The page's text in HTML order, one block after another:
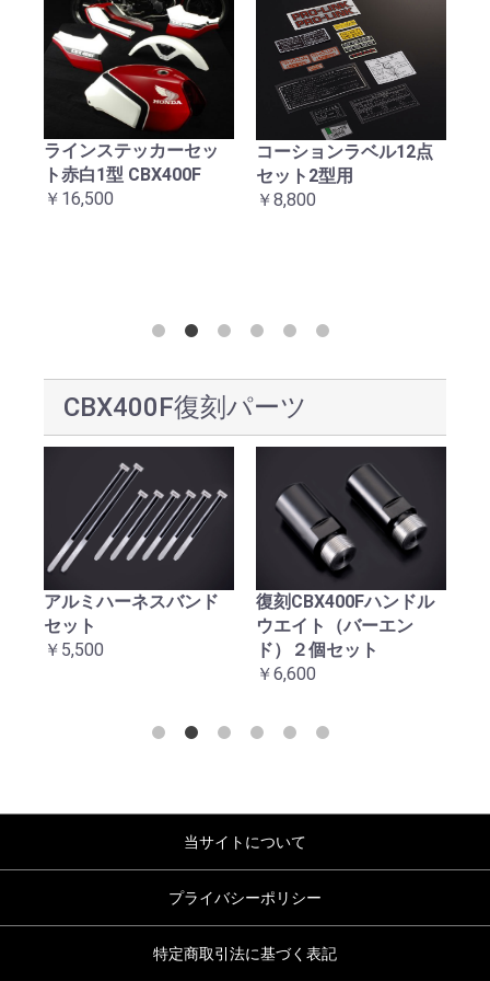
お買い物を続ける カートへ進む
ラインステッカーセッ
ト赤白1型 CBX400F
￥16,500
コーションラベル12点
セット2型用
￥8,800
CBX400F復刻パーツ
アルミハーネスバンド
セット
￥5,500
復刻CBX400Fハンドル
ウエイト（バーエン
ド）２個セット
￥6,600
当サイトについて
プライバシーポリシー
特定商取引法に基づく表記